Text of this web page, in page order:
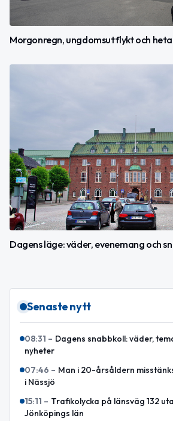
Morgonregn, ungdomsutflykt och
Dagens läge: väder, evenemang och
Senaste nytt
08:31 – Dagens snabbkoll: väder,
nyheter
07:46 – Man i 20-årsåldern
i Nässjö
15:11 – Trafikolycka på länsväg 132
Jönköpings län